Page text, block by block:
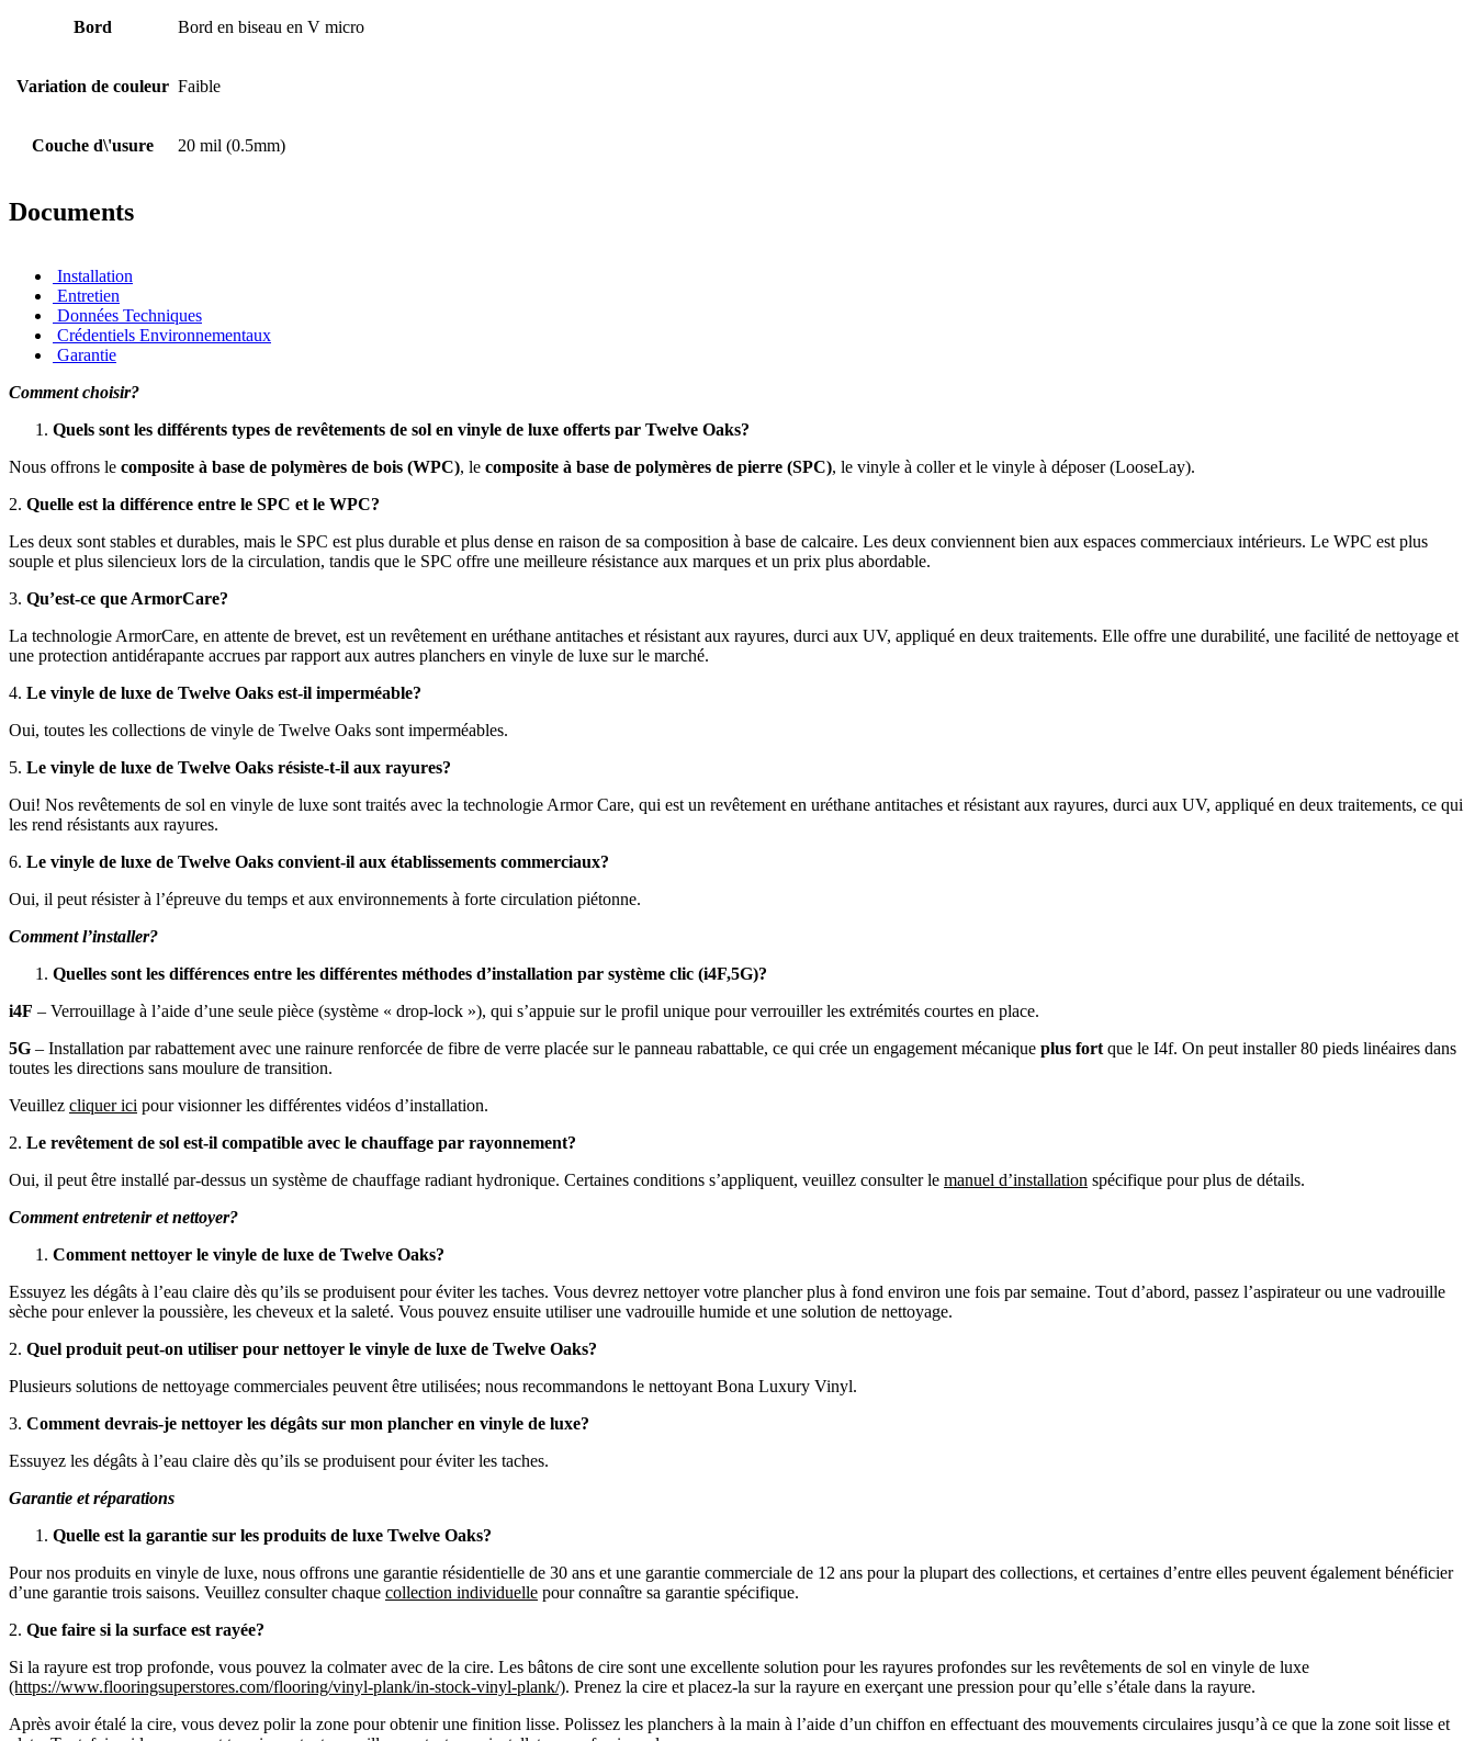
Bord Bord en biseau en V micro
Variation de couleur Faible
Couche d\'usure 20 mil (0.5mm)
Documents
Installation
Entretien
Données Techniques
Crédentiels Environnementaux
Garantie
Comment choisir?
Quels sont les différents types de revêtements de sol en vinyle de luxe offerts par Twelve Oaks?
Nous offrons le composite à base de polymères de bois (WPC), le composite à base de polymères de pierre (SPC), le vinyle à coller et le vinyle à déposer (LooseLay).
2. Quelle est la différence entre le SPC et le WPC?
Les deux sont stables et durables, mais le SPC est plus durable et plus dense en raison de sa composition à base de calcaire. Les deux conviennent bien aux espaces commerciaux intérieurs. Le WPC est plus
souple et plus silencieux lors de la circulation, tandis que le SPC offre une meilleure résistance aux marques et un prix plus abordable.
3. Qu’est-ce que ArmorCare?
La technologie ArmorCare, en attente de brevet, est un revêtement en uréthane antitaches et résistant aux rayures, durci aux UV, appliqué en deux traitements. Elle offre une durabilité, une facilité de nettoyage et
une protection antidérapante accrues par rapport aux autres planchers en vinyle de luxe sur le marché.
4. Le vinyle de luxe de Twelve Oaks est-il imperméable?
Oui, toutes les collections de vinyle de Twelve Oaks sont imperméables.
5. Le vinyle de luxe de Twelve Oaks résiste-t-il aux rayures?
Oui! Nos revêtements de sol en vinyle de luxe sont traités avec la technologie Armor Care, qui est un revêtement en uréthane antitaches et résistant aux rayures, durci aux UV, appliqué en deux traitements, ce qui
les rend résistants aux rayures.
6. Le vinyle de luxe de Twelve Oaks convient-il aux établissements commerciaux?
Oui, il peut résister à l’épreuve du temps et aux environnements à forte circulation piétonne.
Comment l’installer?
Quelles sont les différences entre les différentes méthodes d’installation par système clic (i4F,5G)?
i4F – Verrouillage à l’aide d’une seule pièce (système « drop-lock »), qui s’appuie sur le profil unique pour verrouiller les extrémités courtes en place.
5G – Installation par rabattement avec une rainure renforcée de fibre de verre placée sur le panneau rabattable, ce qui crée un engagement mécanique plus fort que le I4f. On peut installer 80 pieds linéaires dans
toutes les directions sans moulure de transition.
Veuillez cliquer ici pour visionner les différentes vidéos d’installation.
2. Le revêtement de sol est-il compatible avec le chauffage par rayonnement?
Oui, il peut être installé par-dessus un système de chauffage radiant hydronique. Certaines conditions s’appliquent, veuillez consulter le manuel d’installation spécifique pour plus de détails.
Comment entretenir et nettoyer?
Comment nettoyer le vinyle de luxe de Twelve Oaks?
Essuyez les dégâts à l’eau claire dès qu’ils se produisent pour éviter les taches. Vous devrez nettoyer votre plancher plus à fond environ une fois par semaine. Tout d’abord, passez l’aspirateur ou une vadrouille
sèche pour enlever la poussière, les cheveux et la saleté. Vous pouvez ensuite utiliser une vadrouille humide et une solution de nettoyage.
2. Quel produit peut-on utiliser pour nettoyer le vinyle de luxe de Twelve Oaks?
Plusieurs solutions de nettoyage commerciales peuvent être utilisées; nous recommandons le nettoyant Bona Luxury Vinyl.
3. Comment devrais-je nettoyer les dégâts sur mon plancher en vinyle de luxe?
Essuyez les dégâts à l’eau claire dès qu’ils se produisent pour éviter les taches.
Garantie et réparations
Quelle est la garantie sur les produits de luxe Twelve Oaks?
Pour nos produits en vinyle de luxe, nous offrons une garantie résidentielle de 30 ans et une garantie commerciale de 12 ans pour la plupart des collections, et certaines d’entre elles peuvent également bénéficier
d’une garantie trois saisons. Veuillez consulter chaque collection individuelle pour connaître sa garantie spécifique.
2. Que faire si la surface est rayée?
Si la rayure est trop profonde, vous pouvez la colmater avec de la cire. Les bâtons de cire sont une excellente solution pour les rayures profondes sur les revêtements de sol en vinyle de luxe
(https://www.flooringsuperstores.com/flooring/vinyl-plank/in-stock-vinyl-plank/). Prenez la cire et placez-la sur la rayure en exerçant une pression pour qu’elle s’étale dans la rayure.
Après avoir étalé la cire, vous devez polir la zone pour obtenir une finition lisse. Polissez les planchers à la main à l’aide d’un chiffon en effectuant des mouvements circulaires jusqu’à ce que la zone soit lisse et